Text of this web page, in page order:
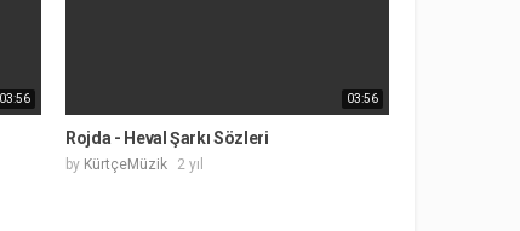
03:56 03:56
Rojda - Heval Şarkı Sözleri
by KürtçeMüzik 2 yıl